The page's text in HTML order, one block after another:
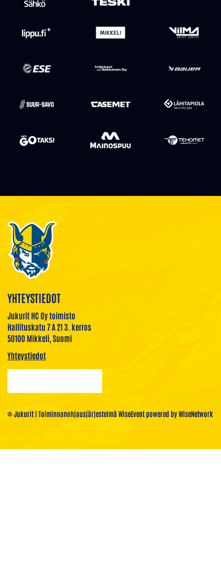
YHTEYSTIEDOT
Jukurit HC Oy toimisto
Hallituskatu 7 A 21 3. kerros
50100 Mikkeli, Suomi
Yhteystiedot
© Jukurit | Toiminnanohjausjärjestelmä WiseEventpowered byWiseNetwork